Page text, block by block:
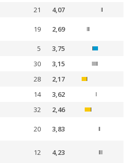
21 4,07
19 2,69
5 3,75
30 3,15
28 2,17
14 3,62
32 2,46
20 3,83
12 4,23